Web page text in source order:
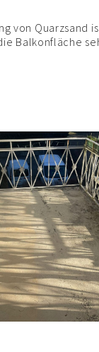
von Quarzsand
Balkonfläche